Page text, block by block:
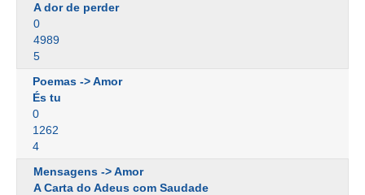
A dor de perder
0
4989
5
Poemas -> Amor
És tu
0
1262
4
Mensagens -> Amor
A Carta do Adeus com Saudade